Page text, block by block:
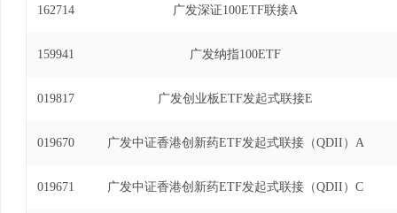
162714 广发深证100ETF联接A
159941 广发纳指100ETF
019817 广发创业板ETF发起式联接E
019670 广发中证香港创新药ETF发起式联接（QDII）A
019671 广发中证香港创新药ETF发起式联接（QDII）C